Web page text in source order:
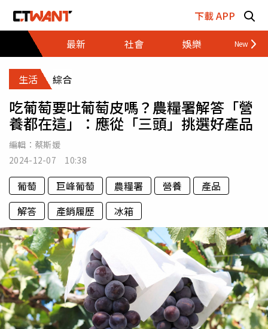
下載 APP
最新
社會 娛樂 財經
生活 綜合
吃葡萄要吐葡萄皮嗎？農糧署解答「營
養都在這」：應從「三頭」挑選好產品
編輯： 蔡斯媛
2024-12-07 10:38
葡萄 巨峰葡萄 農糧署 營養
產品
解答
產銷履歷 冰箱